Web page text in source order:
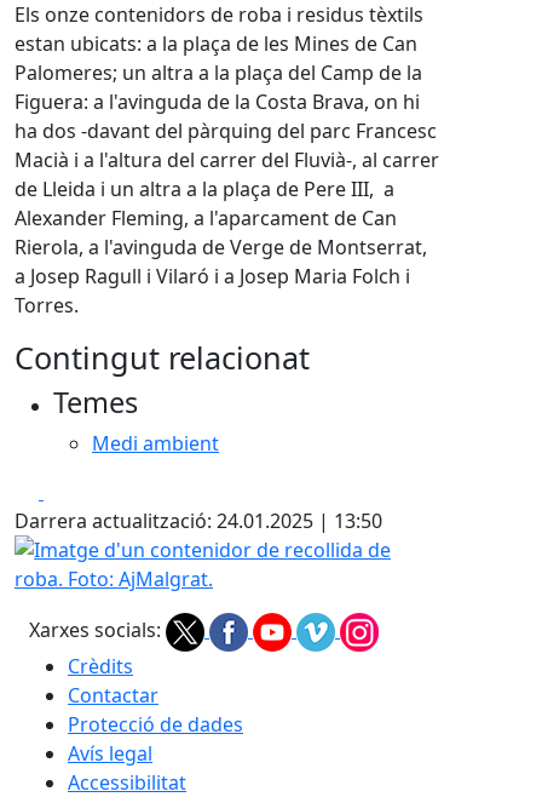
Els onze contenidors de roba i residus tèxtils
estan ubicats: a la plaça de les Mines de Can
Palomeres; un altra a la plaça del Camp de la
Figuera: a l'avinguda de la Costa Brava, on hi
ha dos -davant del pàrquing del parc Francesc
Macià i a l'altura del carrer del Fluvià-, al carrer
de Lleida i un altra a la plaça de Pere III, a
Alexander Fleming, a l'aparcament de Can
Rierola, a l'avinguda de Verge de Montserrat,
a Josep Ragull i Vilaró i a Josep Maria Folch i
Torres.
Contingut relacionat
Temes
Medi ambient
Darrera actualització: 24.01.2025 | 13:50
Imatge d'un contenidor de recollida de roba. Foto:
Xarxes socials:
Crèdits
Contactar
Protecció de dades
Avís legal
Accessibilitat